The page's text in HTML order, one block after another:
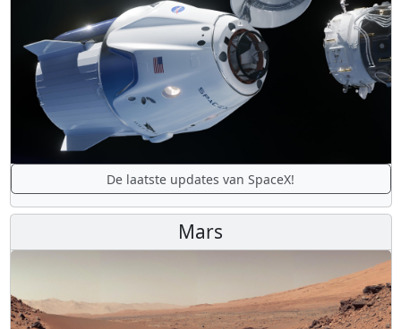
De laatste updates van SpaceX!
Mars